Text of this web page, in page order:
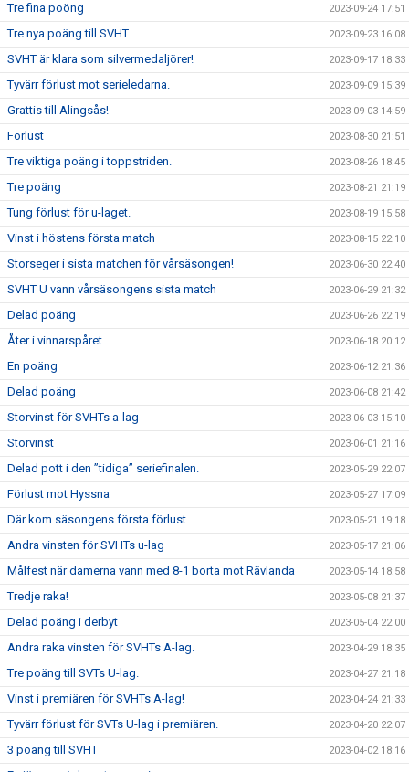
Tre fina poöng 2023-09-24 17:51
Tre nya poäng till SVHT 2023-09-23 16:08
SVHT är klara som silvermedaljörer! 2023-09-17 18:33
Tyvärr förlust mot serieledarna. 2023-09-09 15:39
Grattis till Alingsås! 2023-09-03 14:59
Förlust 2023-08-30 21:51
Tre viktiga poäng i toppstriden. 2023-08-26 18:45
Tre poäng 2023-08-21 21:19
Tung förlust för u-laget. 2023-08-19 15:58
Vinst i höstens första match 2023-08-15 22:10
Storseger i sista matchen för vårsäsongen! 2023-06-30 22:40
SVHT U vann vårsäsongens sista match 2023-06-29 21:32
Delad poäng 2023-06-26 22:19
Åter i vinnarspåret 2023-06-18 20:12
En poäng 2023-06-12 21:36
Delad poäng 2023-06-08 21:42
Storvinst för SVHTs a-lag 2023-06-03 15:10
Storvinst 2023-06-01 21:16
Delad pott i den ”tidiga” seriefinalen. 2023-05-29 22:07
Förlust mot Hyssna 2023-05-27 17:09
Där kom säsongens första förlust 2023-05-21 19:18
Andra vinsten för SVHTs u-lag 2023-05-17 21:06
Målfest när damerna vann med 8-1 borta mot Rävlanda 2023-05-14 18:58
Tredje raka! 2023-05-08 21:37
Delad poäng i derbyt 2023-05-04 22:00
Andra raka vinsten för SVHTs A-lag. 2023-04-29 18:35
Tre poäng till SVTs U-lag. 2023-04-27 21:18
Vinst i premiären för SVHTs A-lag! 2023-04-24 21:33
Tyvärr förlust för SVTs U-lag i premiären. 2023-04-20 22:07
3 poäng till SVHT 2023-04-02 18:16